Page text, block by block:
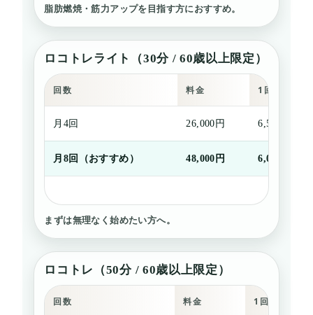
脂肪燃焼・筋力アップを目指す方におすすめ。
ロコトレライト（30分 / 60歳以上限定）
回数 料金 1回あたり
月4回 26,000円 6,500円
月8回（おすすめ） 48,000円 6,000円
まずは無理なく始めたい方へ。
ロコトレ（50分 / 60歳以上限定）
回数 料金 1回あたり